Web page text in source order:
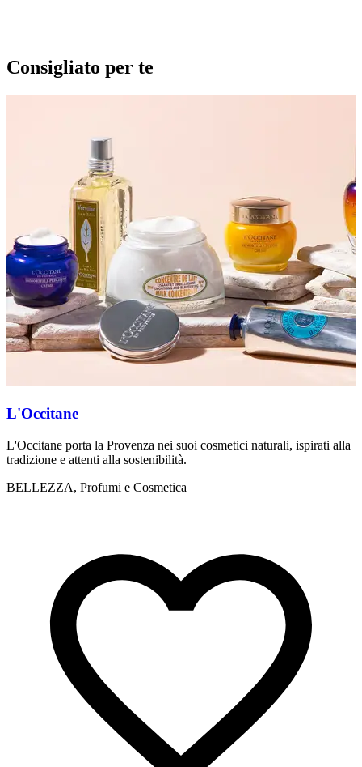
Consigliato per te
L'Occitane
L'Occitane porta la Provenza nei suoi cosmetici naturali, ispirati alla
tradizione e attenti alla sostenibilità.
BELLEZZA, Profumi e Cosmetica